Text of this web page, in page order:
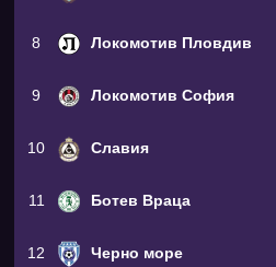
8 Локомотив Пловдив
9 Локомотив София
10 Славия
11 Ботев Враца
12 Черно море